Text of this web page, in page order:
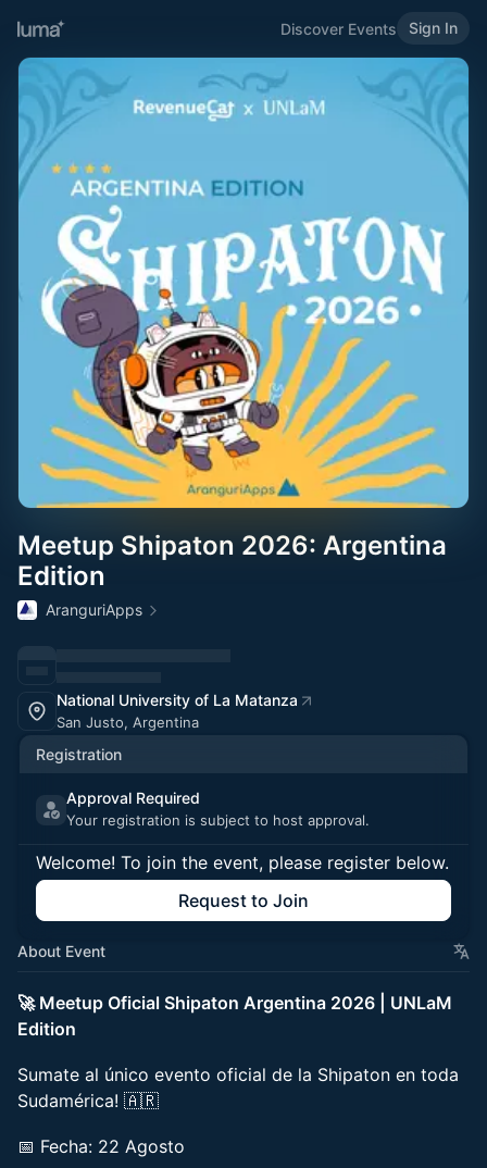
Discover Events Sign In
Meetup Shipaton 2026: Argentina
Edition
AranguriApps
National University of La Matanza
San Justo, Argentina
Registration
Approval Required
Your registration is subject to host approval.
Welcome! To join the event, please register below.
Request to Join
About Event
🚀 Meetup Oficial Shipaton Argentina 2026 | UNLaM
Edition
Sumate al único evento oficial de la Shipaton en toda
Sudamérica! 🇦🇷
📅 Fecha: 22 Agosto